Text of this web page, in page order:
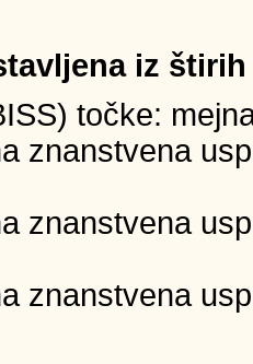
iz
točke:
znanstvena
znanstvena
znanstvena